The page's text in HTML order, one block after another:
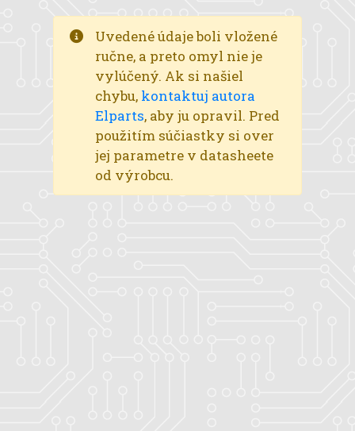
Uvedené údaje boli vložené
ručne, a preto omyl nie je
vylúčený. Ak si našiel
chybu, kontaktuj autora
Elparts, aby ju opravil. Pred
použitím súčiastky si over
jej parametre v datasheete
od výrobcu.